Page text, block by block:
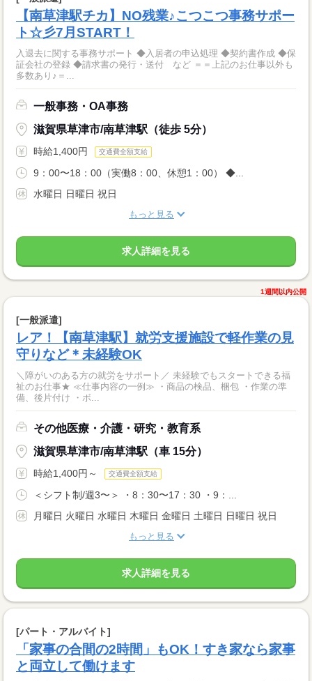
【南草津駅チカ】NO残業♪こつこつ事務サポー
ト☆彡7月START！
入退去に関する事務サポート ◆入居者の申込処理 ◆契約書作成 ◆保
証会社の登録 ◆請求書の発行・送付 など ＝＝上記のお仕事以外も
多数あり♪＝...
一般事務・OA事務
滋賀県草津市/南草津駅（徒歩 5分）
時給1,400円 交通費全額支給
9：00〜18：00（実働8：00、休憩1：00） ◆...
水曜日 日曜日 祝日
もっと見る
求人詳細を見る
1週間以内公開
[一般派遣]
レア！【南草津駅】就労支援施設で軽作業の見
守りなど＊未経験OK
＼障がいのある方の就労をサポート／ 未経験でもスタートできる福
祉のお仕事★ ≪仕事内容の一例≫ ・商品の検品、梱包 ・作業の準
備、後片付け ・ボ...
その他医療・介護・研究・教育系
滋賀県草津市/南草津駅（車 15分）
時給1,400円～ 交通費全額支給
＜シフト制/週3〜＞ ・8：30〜17：30 ・9：...
月曜日 火曜日 水曜日 木曜日 金曜日 土曜日 日曜日 祝日
もっと見る
求人詳細を見る
[パート・アルバイト]
「家事の合間の2時間」もOK！すき家なら家事
と両立して働けます